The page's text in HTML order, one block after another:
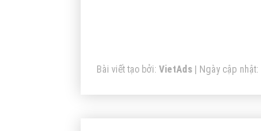
Bài viết tạo bởi: VietAds | Ngày cập nhật: